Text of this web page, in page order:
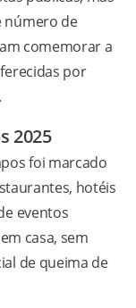
número de
comemorar a
por
2025
foi marcado
hotéis
eventos
casa, sem
de queima de